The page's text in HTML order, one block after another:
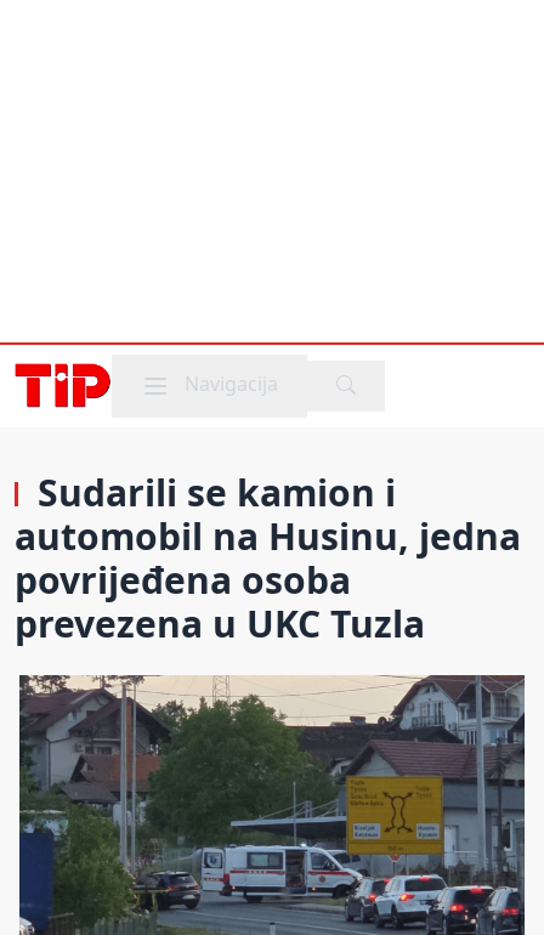
Mobile menu
Navigacija
Sudarili se kamion i
automobil na Husinu, jedna
povrijeđena osoba
prevezena u UKC Tuzla